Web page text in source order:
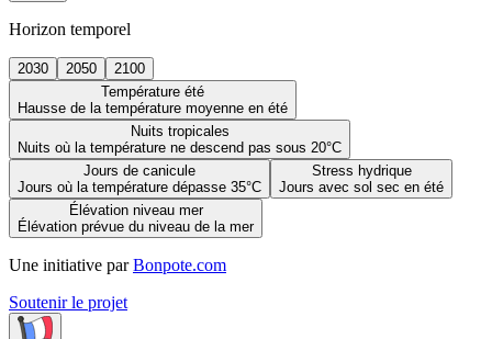
Horizon temporel
2030 2050
2100
Température été
Hausse de la température moyenne en été
Nuits tropicales
Nuits où la température ne descend pas sous 20°C
Jours de canicule
Jours où la température dépasse 35°C
Stress hydrique
Jours avec sol sec en été
Élévation niveau mer
Élévation prévue du niveau de la mer
Une initiative par Bonpote.com
Soutenir le projet